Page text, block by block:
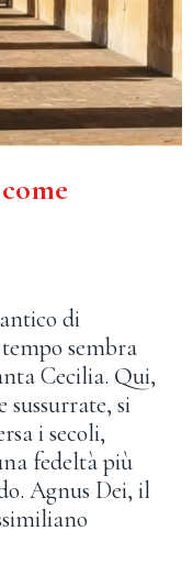
di
sembra
Cecilia. Qui,
sussurrate, si
i secoli,
fedeltà più
Agnus Dei, il